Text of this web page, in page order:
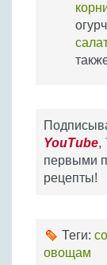
YouTube,
первыми
рецепты!
Теги:
овощам